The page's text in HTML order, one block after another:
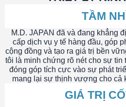
TẦM
M.D. JAPAN đã và đang khẳng
cấp dịch vụ y tế hàng đầu, góp
cộng đồng và tạo ra giá trị bền
tôi là minh chứng rõ nét cho sự
đóng góp tích cực vào sự phát
mang lại sự thịnh vượng cho cả
GIÁ TRỊ